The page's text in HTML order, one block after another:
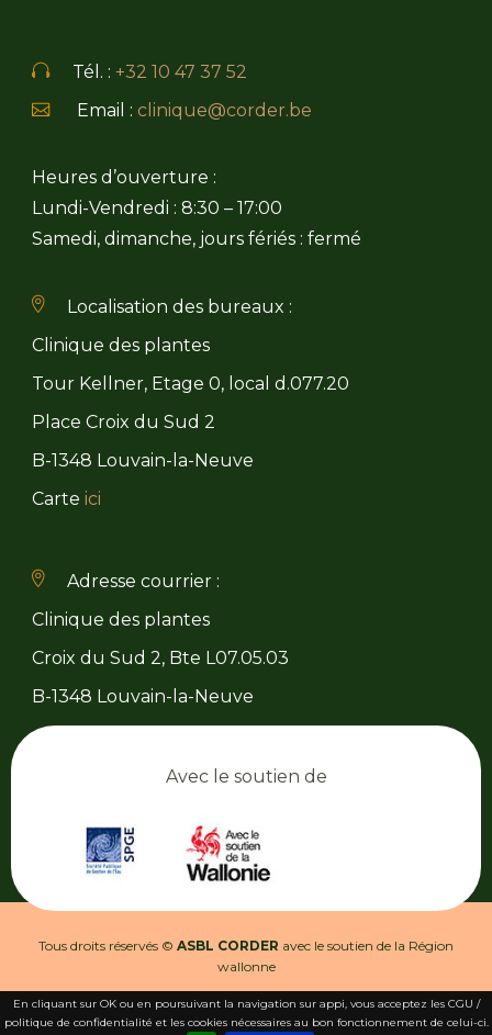
En cliquant sur OK ou en poursuivant la navigation sur appi, vous acceptez les CGU /
politique de confidentialité et les cookies nécessaires au bon fonctionnement de celui-ci.
Tél. : +32 10 47 37 52
Email : clinique@corder.be
Heures d’ouverture :
Lundi-Vendredi : 8:30 – 17:00
Samedi, dimanche, jours fériés : fermé
Localisation des bureaux :
Clinique des plantes
Tour Kellner, Etage 0, local d.077.20
Place Croix du Sud 2
B-1348 Louvain-la-Neuve
Carte ici
Adresse courrier :
Clinique des plantes
Croix du Sud 2, Bte L07.05.03
B-1348 Louvain-la-Neuve
Avec le soutien de
Tous droits réservés © ASBL CORDER avec le soutien de la Région
wallonne
Conditions générales d’utilisation